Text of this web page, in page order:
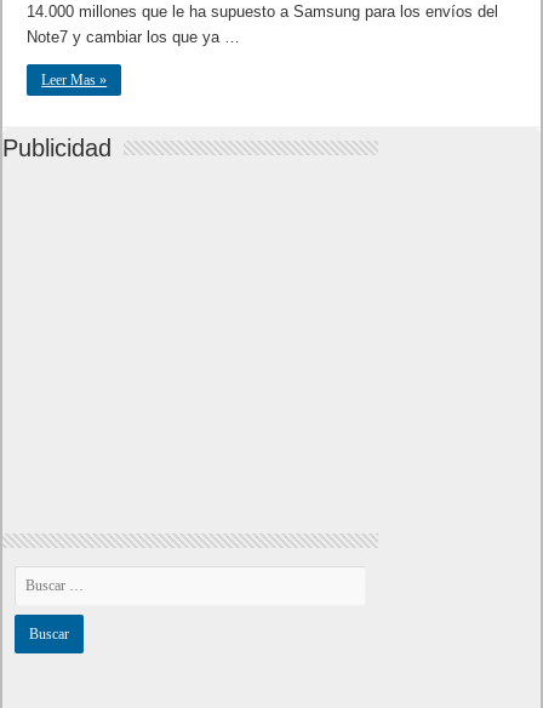
14.000 millones que le ha supuesto a Samsung para los envíos del
Note7 y cambiar los que ya …
Leer Mas »
Publicidad